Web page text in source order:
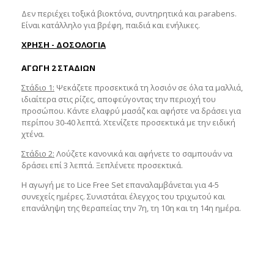
Δεν περιέχει τοξικά βιοκτόνα, συντηρητικά και parabens.
Είναι κατάλληλο για βρέφη, παιδιά και ενήλικες.
ΧΡΗΣΗ - ΔΟΣΟΛΟΓΙΑ
ΑΓΩΓΗ 2 ΣΤΑΔΙΩΝ
Στάδιο 1: Ψεκάζετε προσεκτικά τη λοσιόν σε όλα τα μαλλιά,
ιδιαίτερα στις ρίζες, αποφεύγοντας την περιοχή του
προσώπου. Κάντε ελαφρύ μασάζ και αφήστε να δράσει για
περίπου 30-40 λεπτά. Χτενίζετε προσεκτικά με την ειδική
χτένα.
Στάδιο 2: Λούζετε κανονικά και αφήνετε το σαμπουάν να
δράσει επί 3 λεπτά. Ξεπλένετε προσεκτικά.
Η αγωγή με το Lice Free Set επαναλαμβάνεταιγια 4-5
συνεχείς ημέρες. Συνιστάται έλεγχος του τριχωτού και
επανάληψη της θεραπείας την 7η, τη 10η και τη 14η ημέρα.